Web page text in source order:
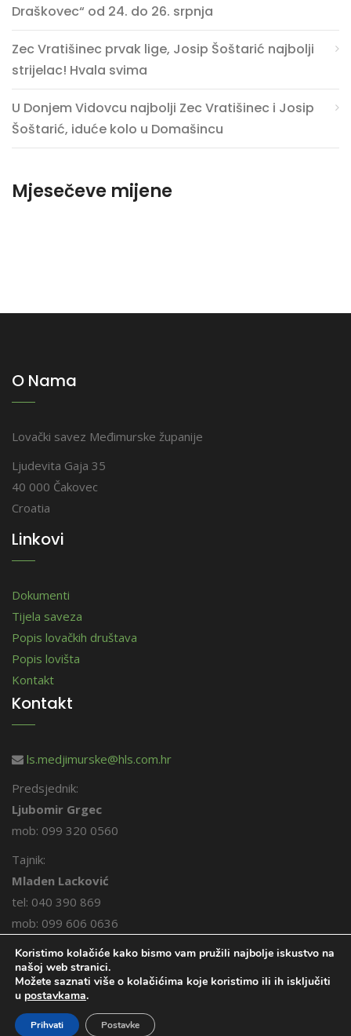
Draškovec“ od 24. do 26. srpnja
Zec Vratišinec prvak lige, Josip Šoštarić najbolji
strijelac! Hvala svima
U Donjem Vidovcu najbolji Zec Vratišinec i Josip
Šoštarić, iduće kolo u Domašincu
Mjesečeve mijene
O Nama
Lovački savez Međimurske županije
Ljudevita Gaja 35
40 000 Čakovec
Croatia
Linkovi
Dokumenti
Tijela saveza
Popis lovačkih društava
Popis lovišta
Kontakt
Kontakt
ls.medjimurske@hls.com.hr
Predsjednik:
Ljubomir Grgec
mob: 099 320 0560
Tajnik:
Mladen Lacković
tel: 040 390 869
mob: 099 606 0636
© 2026. Međimurski lovci. Sva prava pridržana.
Koristimo kolačiće kako bismo vam pružili najbolje iskustvo na
našoj web stranici.
Možete saznati više o kolačićima koje koristimo ili ih isključiti
u postavkama.
Prihvati Postavke